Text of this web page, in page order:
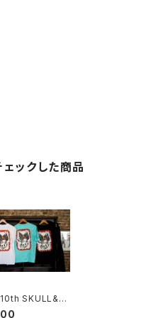
ックした商品
SKULL&E
S/S TEE スカ